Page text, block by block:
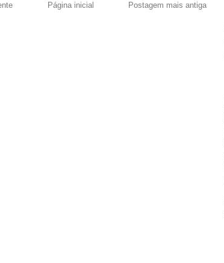
Postagem mais antiga
Página inicial